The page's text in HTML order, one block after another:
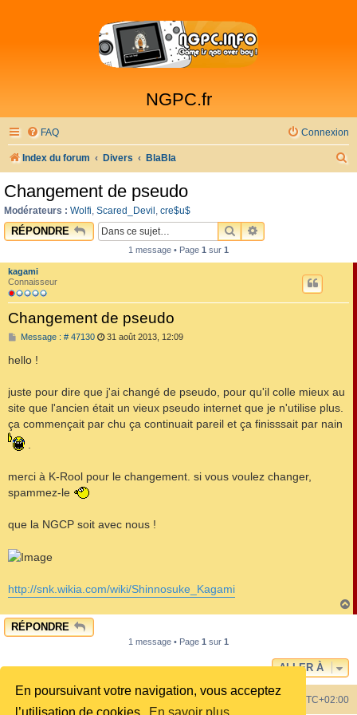
En poursuivant votre navigation, vous acceptez
NGPC.fr
FAQ Connexion
Index du forum Divers BlaBla
r
h
Changement de pseudo
Modérateurs : Wolfi, Scared_Devil , cre$u$
RÉPONDRE RECHERCHER
RECHERCHE
1 message • Page 1 sur 1
kagami
Connaisseur
Changement de pseudo
Message : # 47130M
e
31 août 2013, 12:09
hello !
juste pour dire que j'ai changé de pseudo, pour qu'il colle mieux au
site que l'ancien était un vieux pseudo internet que je n'utilise plus.
ça commençait par chu ça continuait pareil et ça finisssait par nain
merci à K-Rool pour le changement. si vous voulez changer,
spammez-le
que la NGCP soit avec nous !
http://snk.wikia.com/wiki/Shinnosuke_Kagami
a
RÉPONDRE
1 message • Page 1 sur 1
ALLER À
Index du forum Heures au format UTC+02:00